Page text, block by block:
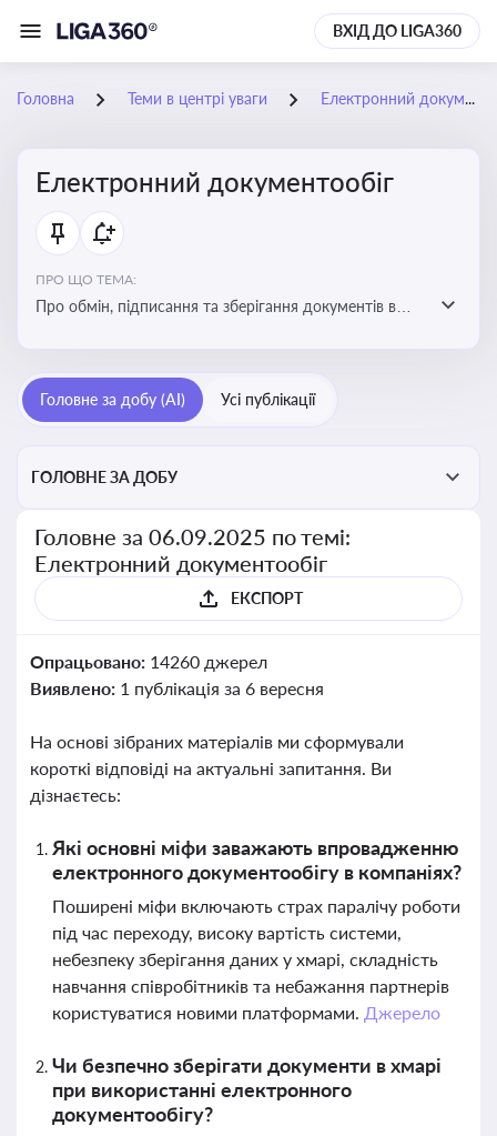
ВХІД ДО LIGA360
Головна Теми в центрі уваги Електронний документообіг
Електронний документообіг
ПРО ЩО ТЕМА:
Про обмін, підписання та зберігання документів в
Головне за добу (AI) Усі публікації
ГОЛОВНЕ ЗА ДОБУ
Головне за 06.09.2025 по темі:
Електронний документообіг
ЕКСПОРТ
Опрацьовано: 14260 джерел
Виявлено: 1 публікація за 6 вересня
На основі зібраних матеріалів ми сформували
короткі відповіді на актуальні запитання. Ви
дізнаєтесь:
Які основні міфи заважають впровадженню
електронного документообігу в компаніях?
Поширені міфи включають страх паралічу роботи
під час переходу, високу вартість системи,
небезпеку зберігання даних у хмарі, складність
навчання співробітників та небажання партнерів
користуватися новими платформами. Джерело
Чи безпечно зберігати документи в хмарі
при використанні електронного
документообігу?